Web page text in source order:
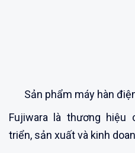
Sản phẩm máy hàn
Fujiwara là thương hiệu
triển, sản xuất và kinh